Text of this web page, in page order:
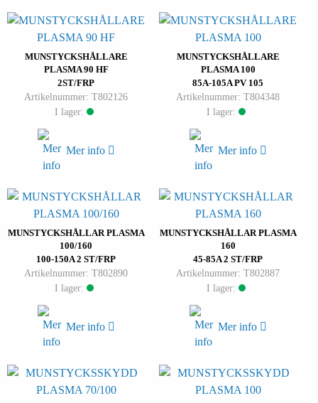
MUNSTYCKSHÅLLARE
PLASMA 90 HF
2ST/FRP
Artikelnummer: T802126
I lager:
Mer info
MUNSTYCKSHÅLLARE
PLASMA 100
85A-105A PV 105
Artikelnummer: T804348
I lager:
Mer info
MUNSTYCKSHÅLLAR PLASMA
100/160
100-150A 2 ST/FRP
Artikelnummer: T802890
I lager:
Mer info
MUNSTYCKSHÅLLAR PLASMA
160
45-85A 2 ST/FRP
Artikelnummer: T802887
I lager:
Mer info